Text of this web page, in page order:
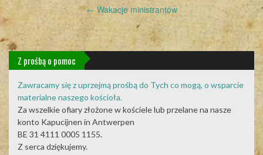
Post
navigation
← Wakacje ministrantów
Z prośbą o pomoc
Zawracamy się z uprzejmą prośbą do Tych co mogą, o wsparcie
materialne naszego kościoła.
Za wszelkie ofiary złożone w kościele lub przelane na nasze
konto Kapucijnen in Antwerpen
BE 31 4111 0005 1155.
Z serca dziękujemy.